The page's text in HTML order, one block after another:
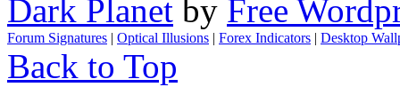
Dark Planet by Free
Forum Signatures | Optical Illusions | Forex Indicators | Desktop
Back to Top